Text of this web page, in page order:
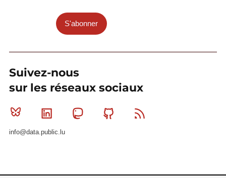
S'abonner
Suivez-nous
sur les réseaux sociaux
Bluesky Linkedin MastodonGithub
info@data.public.lu